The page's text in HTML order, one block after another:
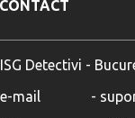
CONTACT
ISG Detectivi -
e-mail              -